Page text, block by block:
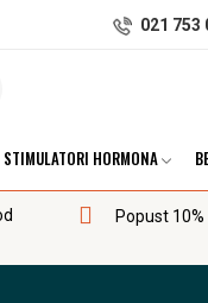
021 753
STIMULATORI HORMONA
Popust